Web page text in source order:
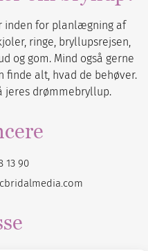
inden for planlægning af
ringe, bryllupsrejsen,
og gom. Mind også gerne
finde alt, hvad de behøver.
jeres drømmebryllup.
13 90